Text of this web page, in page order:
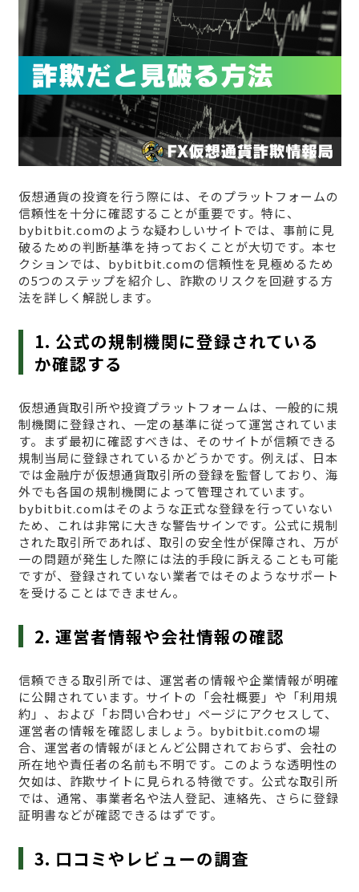
仮想通貨の投資を行う際には、そのプラットフォームの
信頼性を十分に確認することが重要です。特に、
bybitbit.comのような疑わしいサイトでは、事前に見
破るための判断基準を持っておくことが大切です。本セ
クションでは、bybitbit.comの信頼性を見極めるため
の5つのステップを紹介し、詐欺のリスクを回避する方
法を詳しく解説します。
1. 公式の規制機関に登録されている
か確認する
仮想通貨取引所や投資プラットフォームは、一般的に規
制機関に登録され、一定の基準に従って運営されていま
す。まず最初に確認すべきは、そのサイトが信頼できる
規制当局に登録されているかどうかです。例えば、日本
では金融庁が仮想通貨取引所の登録を監督しており、海
外でも各国の規制機関によって管理されています。
bybitbit.comはそのような正式な登録を行っていない
ため、これは非常に大きな警告サインです。公式に規制
された取引所であれば、取引の安全性が保障され、万が
一の問題が発生した際には法的手段に訴えることも可能
ですが、登録されていない業者ではそのようなサポート
を受けることはできません。
2. 運営者情報や会社情報の確認
信頼できる取引所では、運営者の情報や企業情報が明確
に公開されています。サイトの「会社概要」や「利用規
約」、および「お問い合わせ」ページにアクセスして、
運営者の情報を確認しましょう。bybitbit.comの場
合、運営者の情報がほとんど公開されておらず、会社の
所在地や責任者の名前も不明です。このような透明性の
欠如は、詐欺サイトに見られる特徴です。公式な取引所
では、通常、事業者名や法人登記、連絡先、さらに登録
証明書などが確認できるはずです。
3. 口コミやレビューの調査